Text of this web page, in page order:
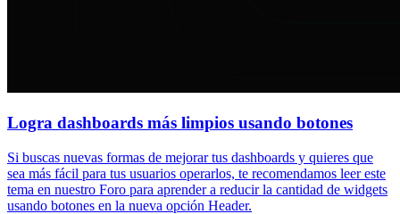
Logra dashboards más limpios usando botones
Si buscas nuevas formas de mejorar tus dashboards y quieres que
sea más fácil para tus usuarios operarlos, te recomendamos leer este
tema en nuestro Foro para aprender a reducir la cantidad de widgets
usando botones en la nueva opción Header.